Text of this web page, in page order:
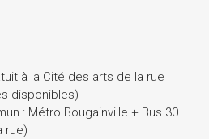
à la Cité des arts de la rue
disponibles)
: Métro Bougainville + Bus 30
rue)